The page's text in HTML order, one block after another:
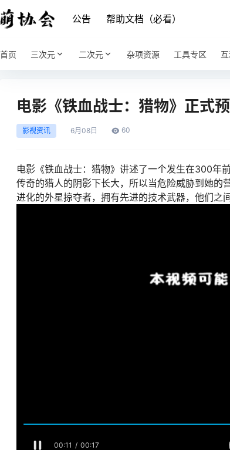
公告 帮助文档（必看）
首页 三次元 二次元 杂项资源 工具专区
电影《铁血战士：猎物》正式
影视资讯 6月 08日 60
电影《铁血战士：猎物》讲述了一个发生在300年
传奇的猎人的阴影下长大，所以当危险威胁到她的
进化的外星掠夺者，拥有先进的技术武器，他们之